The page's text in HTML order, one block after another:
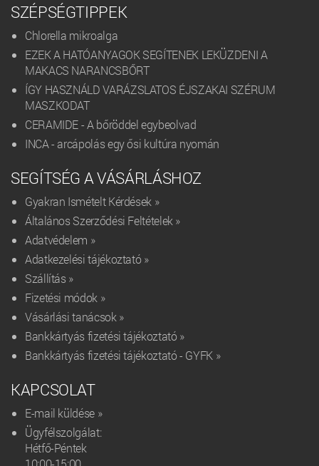
SZÉPSÉGTIPPEK
Chlorella mikroalga
EZEK A HATÓANYAGOK SEGÍTENEK LEKÜZDENI A
MAKACS NARANCSBŐRT
ÍGY HASZNÁLD VARÁZSLATOS ÉJSZAKAI SZÉRUM
MASZKODAT
CERAMIDE - A bőröddel egybeolvad
INCA - arcápolás egy ősi kultúra nyomán
SEGÍTSÉG A VÁSÁRLÁSHOZ
Gyakran Ismételt Kérdések »
Általános Szerződési Feltételek »
Adatvédelem »
Adatkezelési tájékoztató »
Szállítás »
Fizetési módok »
Vásárlási tanácsok »
Bankkártyás fizetési tájékoztató »
Bankkártyás fizetési tájékoztató - GYFK »
KAPCSOLAT
E-mail küldése »
Ügyfélszolgálat:
Hétfő-Péntek